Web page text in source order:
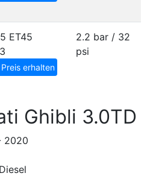
ET45
erhalten
2.2 bar / 32
psi
Ghibli 3.0TD
2020